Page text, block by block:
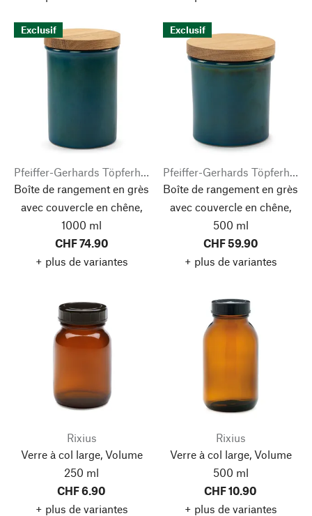
Exclusif
Pfeiffer-Gerhards Töpferhof
Boîte de rangement en grès
avec couvercle en chêne,
1000 ml
CHF 74.90
+ plus de variantes
Exclusif
Pfeiffer-Gerhards Töpferhof
Boîte de rangement en grès
avec couvercle en chêne,
500 ml
CHF 59.90
+ plus de variantes
Rixius
Verre à col large, Volume
250 ml
CHF 6.90
+ plus de variantes
Rixius
Verre à col large, Volume
500 ml
CHF 10.90
+ plus de variantes